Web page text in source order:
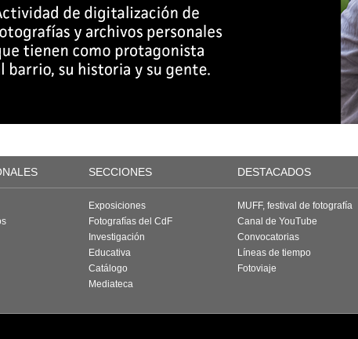
SECCIONES DESTACADOS
Exposiciones
Fotografías del CdF
Investigación
Educativa
Catálogo
Mediateca
MUFF, festival de fotografía
Canal de YouTube
Convocatorias
Líneas de tiempo
Fotoviaje